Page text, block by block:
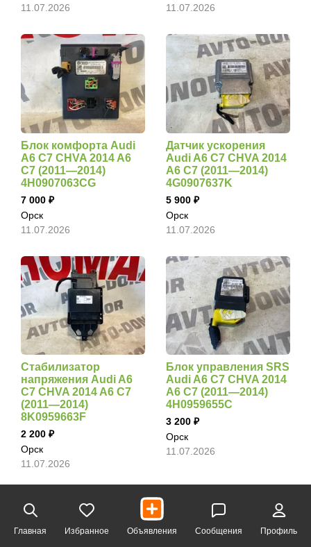
11.07.2026
11.07.2026
Блок комфорта Audi
A6 C7 CHVA 2014 A6
C7 (2011—2014)
4H0907063CG
7 000
Орск
11.07.2026
Датчик ускорения
Audi A6 C7 CHVA 2014
A6 C7 (2011—2014)
4G0907637K
5 900
Орск
11.07.2026
Стабилизатор
напряжения Audi A6
C7 CHVA 2014 A6 C7
(2011—2014)
8K0959663F
2 200
Орск
11.07.2026
Блок управления SRS
Audi A6 C7 CHVA 2014
A6 C7 (2011—2014)
4H0959655C
3 200
Орск
11.07.2026
Главная Избранное Объявления Сообщения Профиль